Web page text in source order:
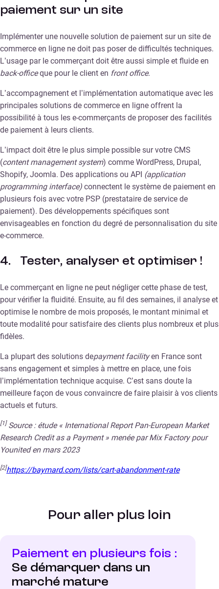
paiement sur un site
Implémenter une nouvelle solution de paiement sur un site de
commerce en ligne ne doit pas poser de difficultés techniques.
L’usage par le commerçant doit être aussi simple et fluide en
back-officeque pour le client en front office.
L’accompagnement et l’implémentation automatique avec les
principales solutions de commerce en ligne offrent la
possibilité à tous les e-commerçants de proposer des facilités
de paiement à leurs clients.
L’impact doit être le plus simple possible sur votre CMS
(content management system) comme WordPress, Drupal,
Shopify, Joomla. Des applications ou API (application
programming interface) connectent le système de paiement en
plusieurs fois avec votre PSP (prestataire de service de
paiement). Des développements spécifiques sont
envisageables en fonction du degré de personnalisation du site
e-commerce.
4. Tester, analyser et optimiser !
Le commerçant en ligne ne peut négliger cette phase de test,
pour vérifier la fluidité. Ensuite, au fil des semaines, il analyse et
optimise le nombre de mois proposés, le montant minimal et
toute modalité pour satisfaire des clients plus nombreux et plus
fidèles.
La plupart des solutions depayment facilityen France sont
sans engagement et simples à mettre en place, une fois
l’implémentation technique acquise. C’est sans doute la
meilleure façon de vous convaincre de faire plaisir à vos clients
actuels et futurs.
[1]Source : étude « International Report Pan-European Market
Research Credit as a Payment » menée par Mix Factory pour
Younited en mars 2023
[2]https://baymard.com/lists/cart-abandonment-rate
Pour aller plus loin
Paiement en plusieurs fois :
Se démarquer dans un
marché mature